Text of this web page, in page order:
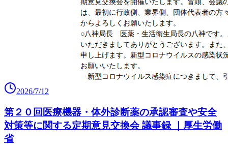
2026/7/12
第２０回医療機器・体外診断薬の承認審査や安全
対策等に関する定期意見交換会 議事録 ｜厚生労働
省